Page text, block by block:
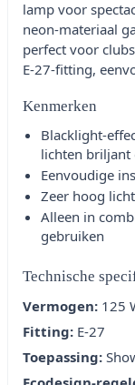
lamp voor
neon-materiaal
perfect voor
E-27-fitting,
Kenmerken
Blacklight-
lichten briljant
Eenvoudige
Zeer hoog
Alleen in
gebruiken
Technische
Vermogen: 125
Fitting: E-27
Toepassing: